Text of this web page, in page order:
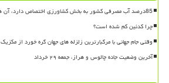
85درصد آب مصرفی کشور به بخش کشاورزی اختصاص دارد، آن هم با قیمت خیلی پایین
چرا کدئین کم شده است؟
وقتی جام جهانی با مرگبارترین زلزله های جهان گره خورد از
آخرین وضعیت جاده چالوس و هراز، جمعه ۲۹ خرداد